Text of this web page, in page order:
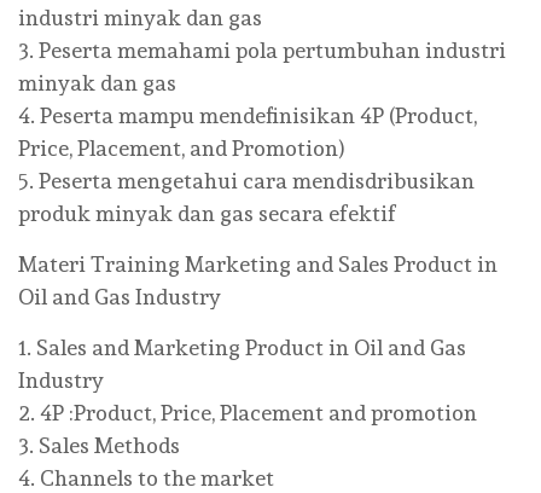
industri minyak dan gas
3. Peserta memahami pola pertumbuhan industri
minyak dan gas
4. Peserta mampu mendefinisikan 4P (Product,
Price, Placement, and Promotion)
5. Peserta mengetahui cara mendisdribusikan
produk minyak dan gas secara efektif
Materi Training Marketing and Sales Product in
Oil and Gas Industry
1. Sales and Marketing Product in Oil and Gas
Industry
2. 4P :Product, Price, Placement and promotion
3. Sales Methods
4. Channels to the market